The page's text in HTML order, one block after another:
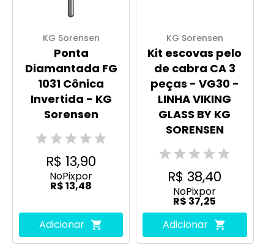
KG Sorensen
Ponta
Diamantada FG
1031 Cônica
Invertida - KG
Sorensen
R$ 13,90
NoPixpor
R$ 13,48
Adicionar
KG Sorensen
Kit escovas pelo
de cabra CA 3
peças - VG30 -
LINHA VIKING
GLASS BY KG
SORENSEN
R$ 38,40
NoPixpor
R$ 37,25
Adicionar